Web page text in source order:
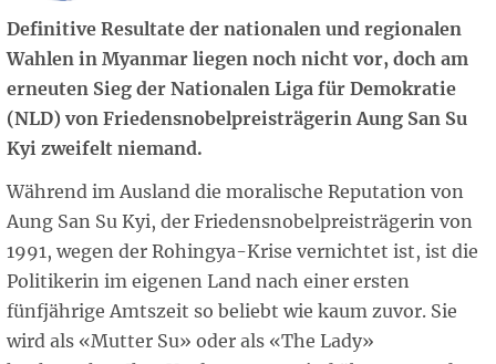
Definitive Resultate der nationalen und regionalen
Wahlen in Myanmar liegen noch nicht vor, doch am
erneuten Sieg der Nationalen Liga für Demokratie
(NLD) von Friedensnobelpreisträgerin Aung San Su
Kyi zweifelt niemand.
Während im Ausland die moralische Reputation von
Aung San Su Kyi, der Friedensnobelpreisträgerin von
1991, wegen der Rohingya-Krise vernichtet ist, ist die
Politikerin im eigenen Land nach einer ersten
fünfjährige Amtszeit so beliebt wie kaum zuvor. Sie
wird als «Mutter Su» oder als «The Lady»